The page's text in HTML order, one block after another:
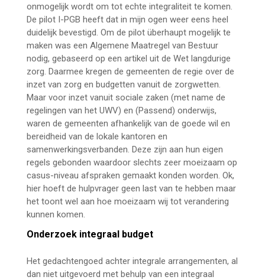
onmogelijk wordt om tot echte integraliteit te komen.
De pilot I-PGB heeft dat in mijn ogen weer eens heel
duidelijk bevestigd. Om de pilot überhaupt mogelijk te
maken was een Algemene Maatregel van Bestuur
nodig, gebaseerd op een artikel uit de Wet langdurige
zorg. Daarmee kregen de gemeenten de regie over de
inzet van zorg en budgetten vanuit de zorgwetten.
Maar voor inzet vanuit sociale zaken (met name de
regelingen van het UWV) en (Passend) onderwijs,
waren de gemeenten afhankelijk van de goede wil en
bereidheid van de lokale kantoren en
samenwerkingsverbanden. Deze zijn aan hun eigen
regels gebonden waardoor slechts zeer moeizaam op
casus-niveau afspraken gemaakt konden worden. Ok,
hier hoeft de hulpvrager geen last van te hebben maar
het toont wel aan hoe moeizaam wij tot verandering
kunnen komen.
Onderzoek integraal budget
Het gedachtengoed achter integrale arrangementen, al
dan niet uitgevoerd met behulp van een integraal